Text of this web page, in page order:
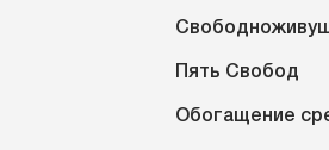
Пять Свобод
Обогащение